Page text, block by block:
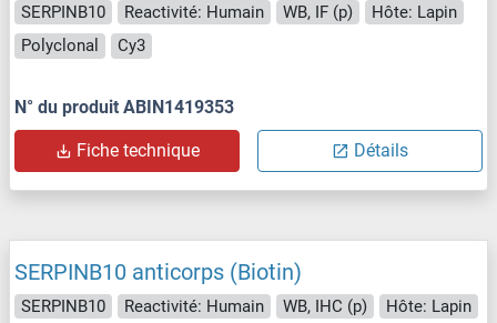
SERPINB10 Reactivité: Humain WB, IF (p)
Hôte: Lapin
Polyclonal
Cy3
N° du produit ABIN1419353
Fiche technique Détails
SERPINB10 anticorps (Biotin)
SERPINB10 Reactivité: Humain WB, IHC (p)
Hôte: Lapin